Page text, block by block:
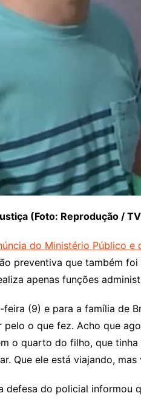
(Foto: Reprodução /
do Ministério Público
preventiva que também
apenas funções
(9) e para a família de
o que fez. Acho que
o quarto do filho, que
Que ele está viajando,
defesa do policial informou